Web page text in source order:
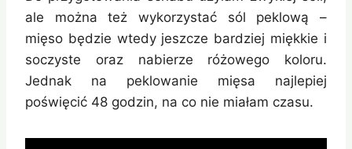
ale można też wykorzystać sól peklową –
mięso będzie wtedy jeszcze bardziej miękkie i
soczyste oraz nabierze różowego koloru.
Jednak na peklowanie mięsa najlepiej
poświęcić 48 godzin, na co nie miałam czasu.